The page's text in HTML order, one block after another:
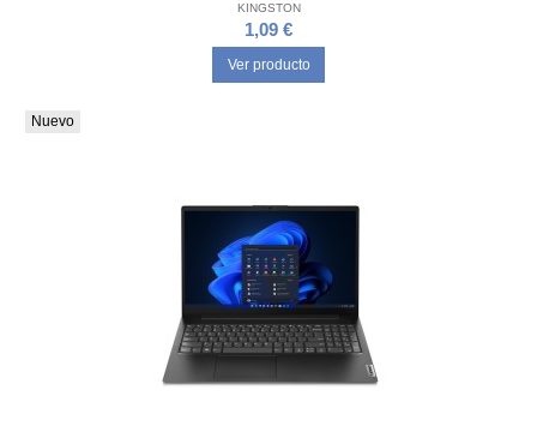
KINGSTON
1,09 €
Ver producto
Nuevo